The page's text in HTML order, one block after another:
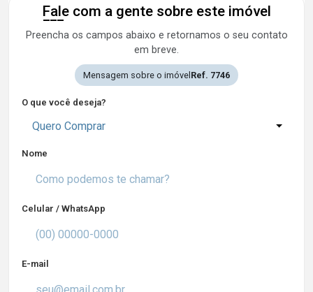
Fale com a gente sobre este imóvel
Preencha os campos abaixo e retornamos o seu contato
em breve.
Mensagem sobre o imóvel Ref. 7746
O que você deseja?
Quero Comprar
Nome
Celular / WhatsApp
E-mail